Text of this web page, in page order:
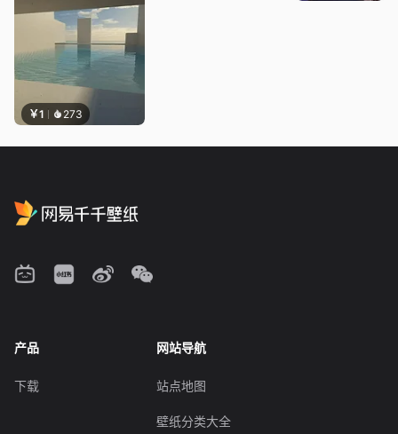
￥1 273
产品
下载
网站导航
站点地图
壁纸分类大全